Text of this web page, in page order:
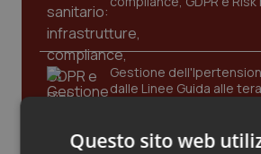
Lombardia
Marche
Dolore
Donna & Salute
Gestione
dalle Linee Guida alle
Questo sito web